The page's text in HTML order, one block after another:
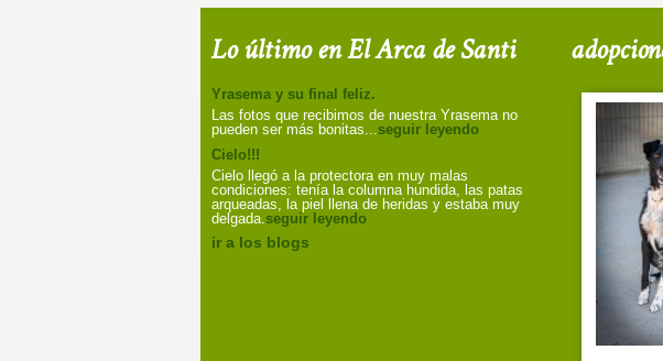
Lo último en El Arca de Santi
Yrasema y su final feliz.
Las fotos que recibimos de nuestra Yrasema no
pueden ser más bonitas...seguir leyendo
Cielo!!!
Cielo llegó a la protectora en muy malas
condiciones: tenía la columna hundida, las patas
arqueadas, la piel llena de heridas y estaba muy
delgada.seguir leyendo
ir a los blogs